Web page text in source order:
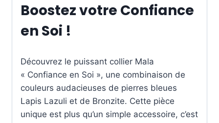
Boostez votre Confiance
en Soi !
Découvrez le puissant collier Mala
« Confiance en Soi », une combinaison de
couleurs audacieuses de pierres bleues
Lapis Lazuli et de Bronzite. Cette pièce
unique est plus qu’un simple accessoire, c’est